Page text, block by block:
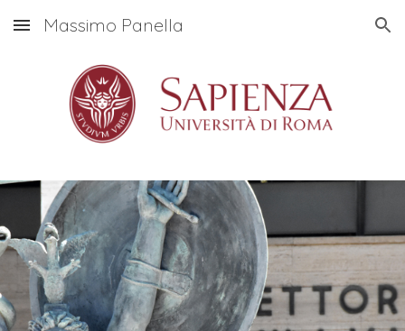
Skip to main content Skip to navigation
Massimo Panella